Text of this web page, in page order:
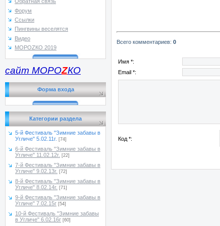
Форум
Ссылки
Пингвины веселятся
Видео
МОРОZКО 2019
сайт МОРОZКО
Форма входа
Категории раздела
5-й Фестиваль "Зимние забавы в
Угличе" 5.02.11г. [74]
6-й Фестиваль "Зимние забавы в
Угличе" 11.02.12г. [22]
7-й Фестиваль "Зимние забавы в
Угличе" 9.02.13г. [72]
8-й Фестиваль "Зимние забавы в
Угличе" 8.02.14г. [71]
9-й Фестиваль "Зимние забавы в
Угличе" 7.02.15г [54]
10-й Фестиваль "Зимние забавы
в Угличе" 6.02.16г [60]
Всего комментариев: 0
Имя *:
Email *:
Код *: